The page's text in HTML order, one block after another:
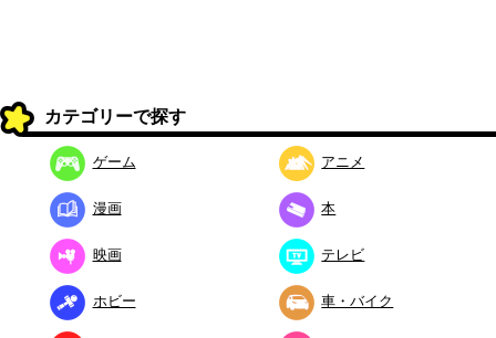
カテゴリーで探す
ゲーム アニメ
漫画 本
映画 テレビ
ホビー 車・バイク